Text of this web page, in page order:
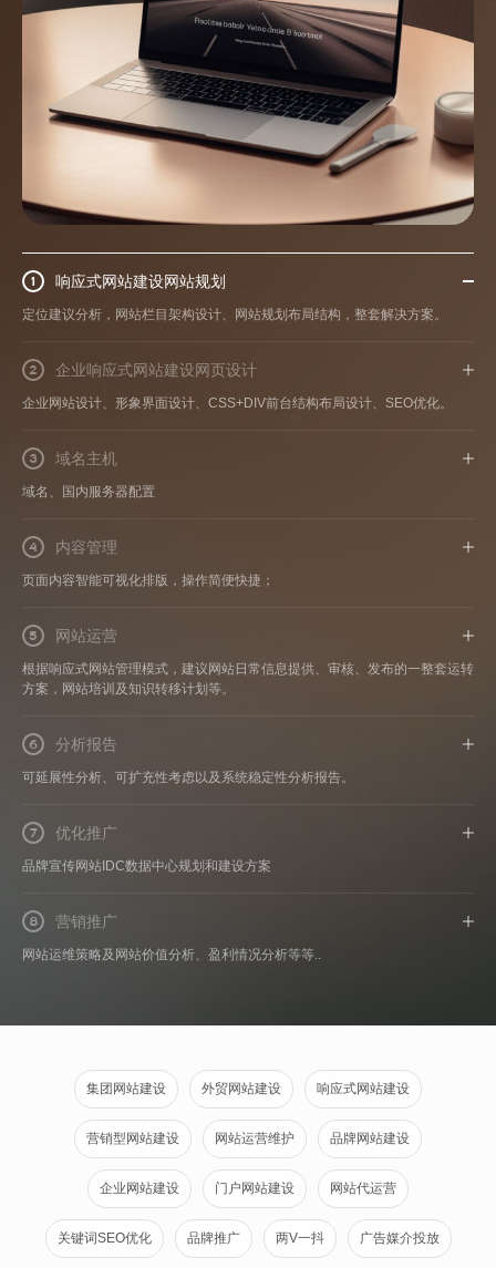
1 响应式网站建设网站规划
定位建议分析，网站栏目架构设计、网站规划布局结构，整套解决方案。
2 企业响应式网站建设网页设计
企业网站设计、形象界面设计、CSS+DIV前台结构布局设计、SEO优化。
3 域名主机
域名、国内服务器配置
4 内容管理
页面内容智能可视化排版，操作简便快捷；
5 网站运营
根据响应式网站管理模式，建议网站日常信息提供、审核、发布的一整套运转
方案，网站培训及知识转移计划等。
6 分析报告
可延展性分析、可扩充性考虑以及系统稳定性分析报告。
7 优化推广
品牌宣传网站IDC数据中心规划和建设方案
8 营销推广
网站运维策略及网站价值分析、盈利情况分析等等..
集团网站建设 外贸网站建设 响应式网站建设
营销型网站建设 网站运营维护 品牌网站建设
企业网站建设 门户网站建设 网站代运营
关键词SEO优化 品牌推广 两V一抖 广告媒介投放